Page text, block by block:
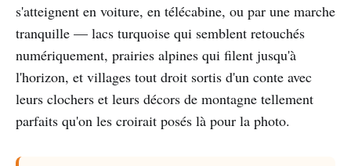
s'atteignent en voiture, en télécabine, ou par une marche
tranquille — lacs turquoise qui semblent retouchés
numériquement, prairies alpines qui filent jusqu'à
l'horizon, et villages tout droit sortis d'un conte avec
leurs clochers et leurs décors de montagne tellement
parfaits qu'on les croirait posés là pour la photo.